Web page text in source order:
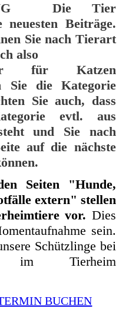
Die Tier
Beiträge.
Sie nach Tierart
also
für Katzen
Sie die Kategorie
Sie auch, dass
evtl. aus
und Sie nach
auf die nächste
Seiten "Hunde,
extern" stellen
vor. Dies
sein.
Schützlinge bei
im Tierheim
BUCHEN